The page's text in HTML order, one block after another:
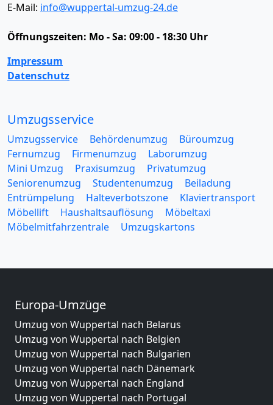
E-Mail: info@wuppertal-umzug-24.de
Öffnungszeiten: Mo - Sa: 09:00 - 18:30 Uhr
Impressum
Datenschutz
Umzugsservice
Umzugsservice Behördenumzug
Büroumzug
Fernumzug
Firmenumzug
Laborumzug
Mini Umzug
Praxisumzug
Privatumzug
Seniorenumzug
Studentenumzug
Beiladung
Entrümpelung
Halteverbotszone
Klaviertransport
Möbellift
Haushaltsauflösung
Möbeltaxi
Möbelmitfahrzentrale
Umzugskartons
Europa-Umzüge
Umzug von Wuppertal nach Belarus
Umzug von Wuppertal nach Belgien
Umzug von Wuppertal nach Bulgarien
Umzug von Wuppertal nach Dänemark
Umzug von Wuppertal nach England
Umzug von Wuppertal nach Portugal